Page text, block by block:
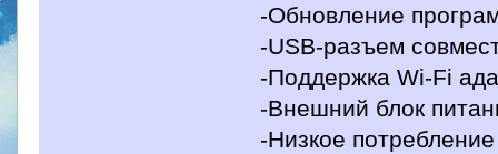
-Обновление
-USB-разъем
-Поддержка Wi-Fi
-Внешний блок
-Низкое